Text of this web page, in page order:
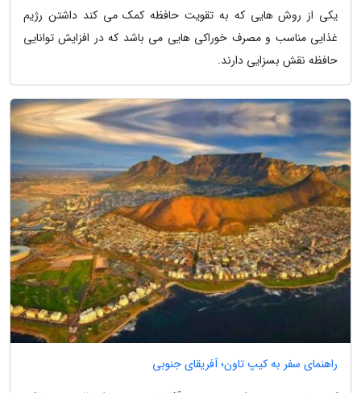
یکی از روش هایی که به تقویت حافظه کمک می کند داشتن رژیم
غذایی مناسب و مصرف خوراکی هایی می باشد که در افزایش توانایی
حافظه نقش بسزایی دارند.
راهنمای سفر به کیپ تاون؛ آفریقای جنوبی